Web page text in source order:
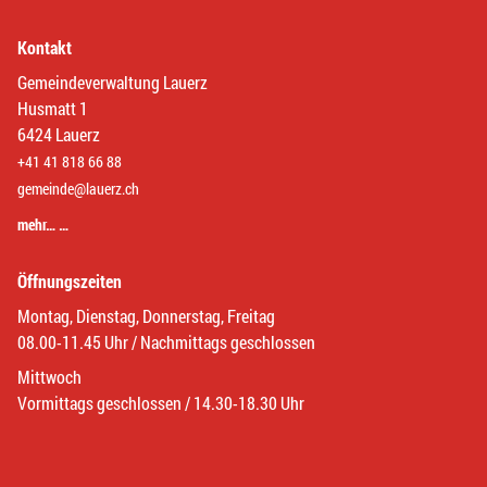
Kontakt
Gemeindeverwaltung Lauerz
Husmatt 1
6424 Lauerz
+41 41 818 66 88
gemeinde@lauerz.ch
mehr… …
Öffnungszeiten
Montag, Dienstag, Donnerstag, Freitag
08.00-11.45 Uhr / Nachmittags geschlossen
Mittwoch
Vormittags geschlossen / 14.30-18.30 Uhr